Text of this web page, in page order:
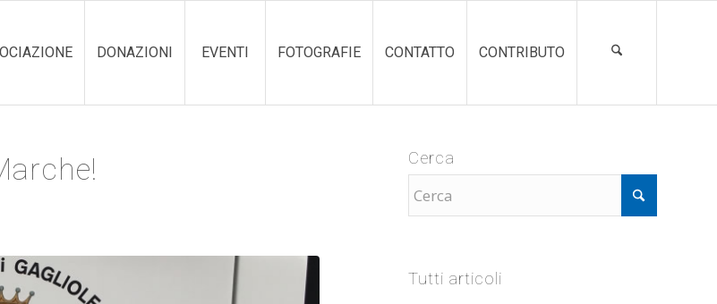
DONAZIONI EVENTI FOTOGRAFIE CONTATTO CONTRIBUTO
Cerca
Tutti articoli